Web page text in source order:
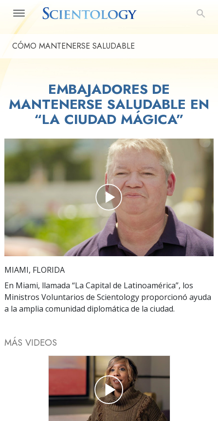
CÓMO MANTENERSE SALUDABLE
EMBAJADORES DE
MANTENERSE SALUDABLE EN
“LA CIUDAD MÁGICA”
Play
Video
MIAMI, FLORIDA
En Miami, llamada “La Capital de Latinoamérica”, los
Ministros Voluntarios de Scientology proporcionó ayuda
a la amplia comunidad diplomática de la ciudad.
MÁS VIDEOS